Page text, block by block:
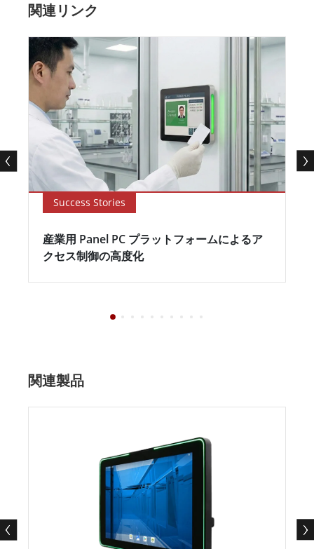
関連リンク
Success Stories
産業用 Panel PC プラットフォームによるア
クセス制御の高度化
関連製品